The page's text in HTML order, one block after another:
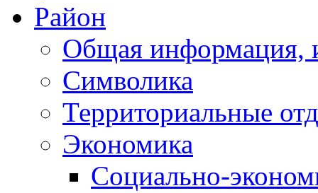
Район
Общая информация,
Символика
Территориальные
Экономика
Социально-